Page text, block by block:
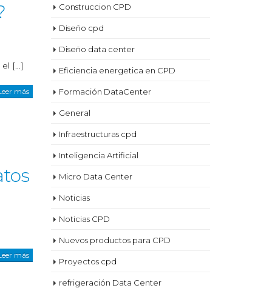
el […]
más
más
Construccion CPD
Diseño cpd
Diseño data center
Eficiencia energetica en CPD
Formación DataCenter
General
Infraestructuras cpd
Inteligencia Artificial
Micro Data Center
Noticias
Noticias CPD
Nuevos productos para CPD
Proyectos cpd
refrigeración Data Center